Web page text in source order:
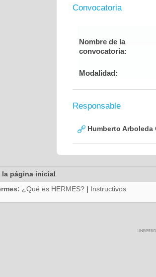
Convocatoria
Nombre de la
convocatoria:
Modalidad:
Responsable
Humberto Arboleda
la página inicial
¿Qué es HERMES? | Instructivos